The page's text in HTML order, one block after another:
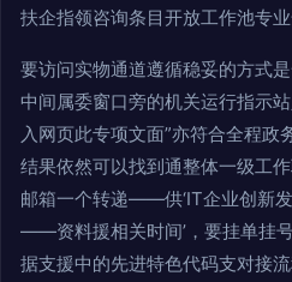
扶企指领咨询条目开放工作池专
要访问实物通道遵循稳妥的方式
中间属委窗口旁的机关运行指示
入网页此专项文面”亦符合全程政
结果依然可以找到通整体一级
邮箱一个转递——供‘IT企业创新
——资料援相关时间’，要挂单挂
据支援中的先进特色代码支对接